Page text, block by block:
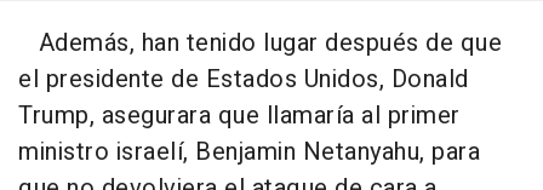
Además, han tenido lugar después de que
el presidente de Estados Unidos, Donald
Trump, asegurara que llamaría al primer
ministro israelí, Benjamin Netanyahu, para